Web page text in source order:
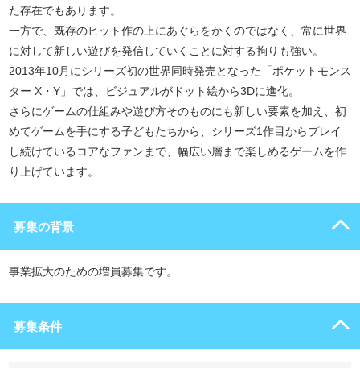
た存在でもあります。
一方で、既存のヒット作の上にあぐらをかくのではなく、常に世界
に対して新しい遊びを発信していくことに対する拘りも強い。
2013年10月にシリーズ初の世界同時発売となった「ポケットモンス
ター X・Y」では、ビジュアルがドット絵から3Dに進化。
さらにゲームの仕組みや遊び方そのものにも新しい要素を加え、初
めてゲームを手にする子どもたちから、シリーズ1作目からプレイ
し続けているコアなファンまで、幅広い層まで楽しめるゲームを作
り上げています。
募集の背景
事業拡大のための増員募集です。
募集条件